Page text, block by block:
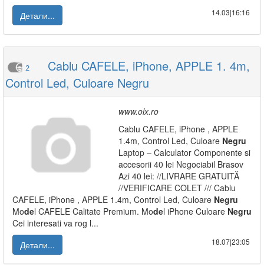
Детали...
14.03|16:16
2
Cablu CAFELE, iPhone, APPLE 1. 4m,
Control Led, Culoare Negru
www.olx.ro
Cablu CAFELE, iPhone , APPLE
1.4m, Control Led, Culoare Negru
Laptop – Calculator Componente si
accesorii 40 lei Negociabil Brasov
Azi 40 lei: //LIVRARE GRATUITĂ
//VERIFICARE COLET /// Cablu
CAFELE, iPhone , APPLE 1.4m, Control Led, Culoare Negru
Model CAFELE Calitate Premium. Model iPhone Culoare Negru
Cei interesati va rog l...
Детали...
18.07|23:05